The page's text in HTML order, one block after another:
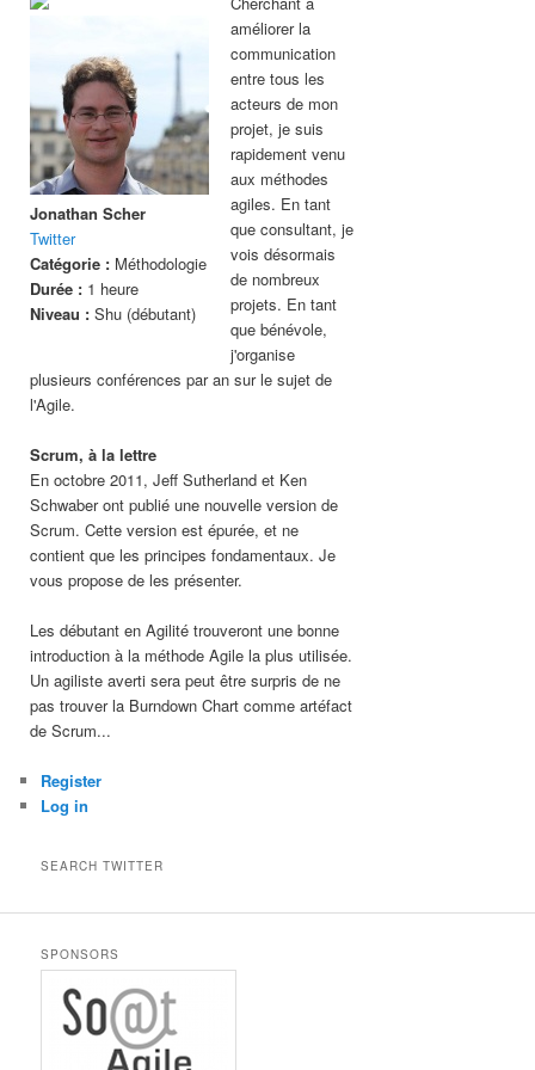
Jonathan Scher
Twitter
Catégorie : Méthodologie
Durée : 1 heure
Niveau : Shu (débutant)
améliorer la
communication
entre tous les
acteurs de mon
projet, je suis
rapidement venu
aux méthodes
agiles. En tant
que consultant, je
vois désormais
de nombreux
projets. En tant
que bénévole,
j'organise
plusieurs conférences par an sur le sujet de
l'Agile.
Scrum, à la lettre
En octobre 2011, Jeff Sutherland et Ken
Schwaber ont publié une nouvelle version de
Scrum. Cette version est épurée, et ne
contient que les principes fondamentaux. Je
vous propose de les présenter.
Les débutant en Agilité trouveront une bonne
introduction à la méthode Agile la plus utilisée.
Un agiliste averti sera peut être surpris de ne
pas trouver la Burndown Chart comme artéfact
de Scrum...
Register
Log in
SEARCH TWITTER
SPONSORS